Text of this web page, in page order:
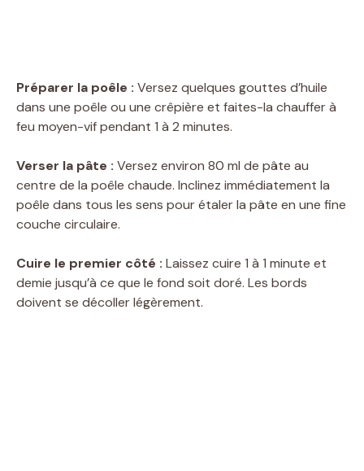
Préparer la poêle : Versez quelques gouttes d’huile
dans une poêle ou une crêpière et faites-la chauffer à
feu moyen-vif pendant 1 à 2 minutes.
Verser la pâte : Versez environ 80 ml de pâte au
centre de la poêle chaude. Inclinez immédiatement la
poêle dans tous les sens pour étaler la pâte en une fine
couche circulaire.
Cuire le premier côté : Laissez cuire 1 à 1 minute et
demie jusqu’à ce que le fond soit doré. Les bords
doivent se décoller légèrement.